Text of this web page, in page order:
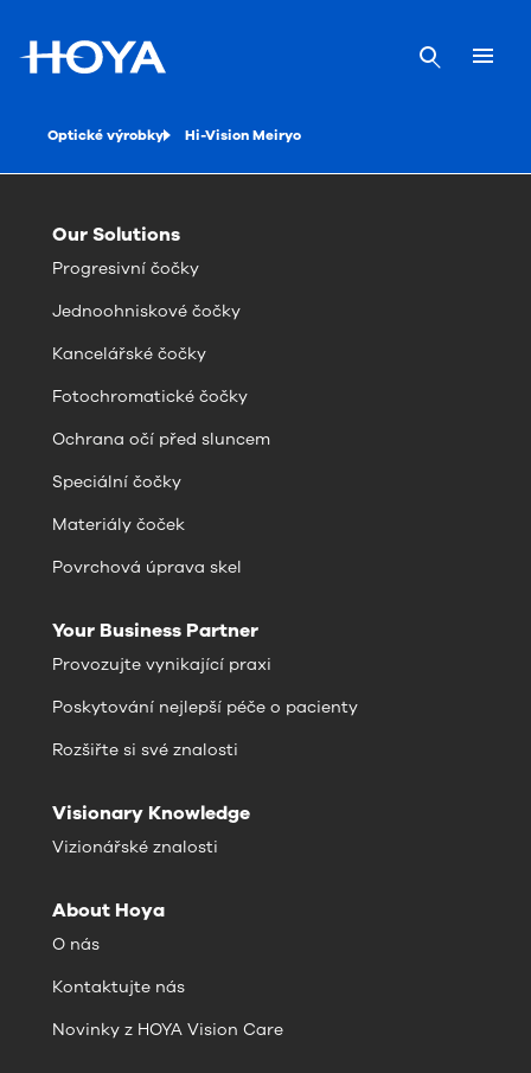
Optické výrobky Hi-Vision Meiryo
Our Solutions
Progresivní čočky
Jednoohniskové čočky
Kancelářské čočky
Fotochromatické čočky
Ochrana očí před sluncem
Speciální čočky
Materiály čoček
Povrchová úprava skel
Your Business Partner
Provozujte vynikající praxi
Poskytování nejlepší péče o pacienty
Rozšiřte si své znalosti
Visionary Knowledge
Vizionářské znalosti
About Hoya
O nás
Kontaktujte nás
Novinky z HOYA Vision Care